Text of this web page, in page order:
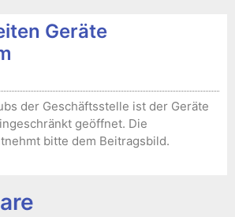
Geräte
der Geschäftsstelle ist der Geräte
geöffnet. Die
bitte dem Beitragsbild.